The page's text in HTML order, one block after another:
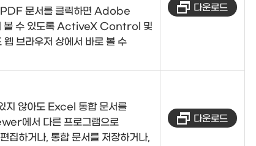
PDF 문서를 클릭하면 Adobe
볼 수 있도록 ActiveX Control 및
브라우저 상에서 바로 볼 수
다운로드
않아도 Excel 통합 문서를
에서 다른 프로그램으로
집하거나, 통합 문서를 저장하거나,
다운로드